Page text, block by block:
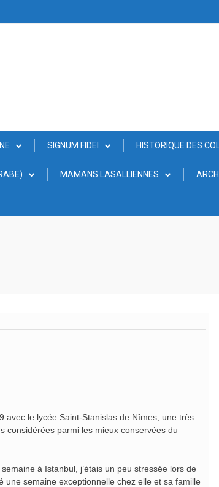
SIGNUM FIDEI HISTORIQUE DES
MAMANS LASALLIENNES
avec le lycée Saint-Stanislas de Nîmes, une très
considérées parmi les mieux conservées du
à Istanbul, j’étais un peu stressée lors de
une semaine exceptionnelle chez elle et sa famille